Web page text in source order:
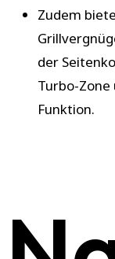
Zudem
der
Turbo-Zone
Funktion.